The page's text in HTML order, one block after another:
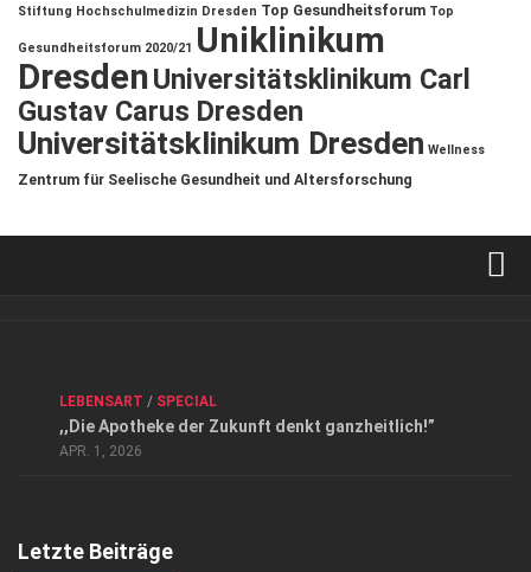
Stiftung Hochschulmedizin Dresden Top Gesundheitsforum Top
Gesundheitsforum 2020/21 Uniklinikum
DresdenUniversitätsklinikum Carl
Gustav Carus Dresden
Universitätsklinikum Dresden Wellness
Zentrum für Seelische Gesundheit und Altersforschung
Datenschutzerklärung
Top Magazin Dresden / Ostsachsen
LEBENSART / SPECIAL
,,Die Apotheke der Zukunft denkt ganzheitlich!”
APR. 1, 2026
Letzte Beiträge